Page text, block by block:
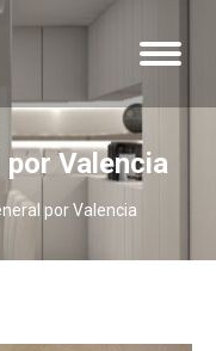
Valencia
por Valencia